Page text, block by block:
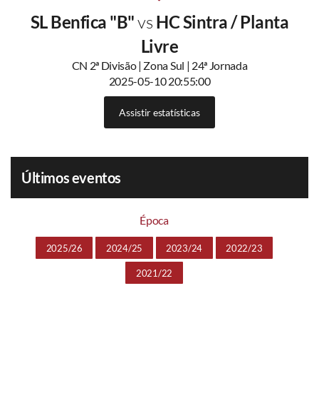
SL Benfica "B"vs HC Sintra / Planta
Livre
CN 2ª Divisão | Zona Sul | 24ª Jornada
2025-05-10 20:55:00
Assistir estatísticas
Últimos eventos
Época
2025/26 2024/25 2023/24 2022/23
2021/22